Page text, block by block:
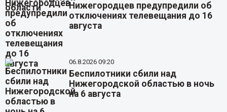
Нижегородцев предупредили об
отключениях телевещания до 16
августа
06.8.2026 09:20
Беспилотники сбили над
Нижегородской областью в ночь
на 6 августа